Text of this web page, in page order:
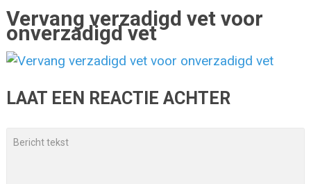
Vervang verzadigd vet voor
onverzadigd vet
LAAT EEN REACTIE ACHTER